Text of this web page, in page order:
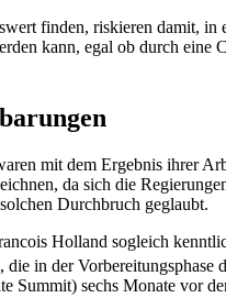
finden, riskieren damit,
kann, egal ob durch eine
mit dem Ergebnis ihrer
da sich die
Durchbruch geglaubt.
Holland sogleich
in der
Summit) sechs Monate